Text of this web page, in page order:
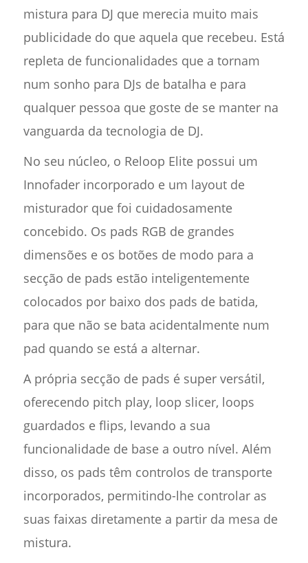
mistura para DJ que merecia muito mais
publicidade do que aquela que recebeu. Está
repleta de funcionalidades que a tornam
num sonho para DJs de batalha e para
qualquer pessoa que goste de se manter na
vanguarda da tecnologia de DJ.
No seu núcleo, o Reloop Elite possui um
Innofader incorporado e um layout de
misturador que foi cuidadosamente
concebido. Os pads RGB de grandes
dimensões e os botões de modo para a
secção de pads estão inteligentemente
colocados por baixo dos pads de batida,
para que não se bata acidentalmente num
pad quando se está a alternar.
A própria secção de pads é super versátil,
oferecendo pitch play, loop slicer, loops
guardados e flips, levando a sua
funcionalidade de base a outro nível. Além
disso, os pads têm controlos de transporte
incorporados, permitindo-lhe controlar as
suas faixas diretamente a partir da mesa de
mistura.